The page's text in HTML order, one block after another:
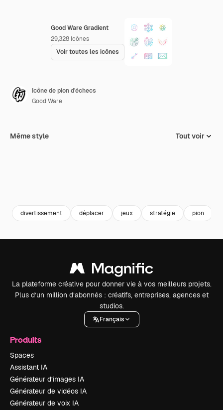
Good Ware Gradient
29,328 Icônes
Voir toutes les icônes
Icône de pion d'échecs
Good Ware
Même style Tout voir
divertissement déplacer jeux stratégie pion
La plateforme créative pour donner vie à vos meilleurs projets.
Plus d’un million d’abonnés : créatifs, entreprises, agences et
studios.
Français
Produits
Spaces
Assistant IA
Générateur d’images IA
Générateur de vidéos IA
Générateur de voix IA